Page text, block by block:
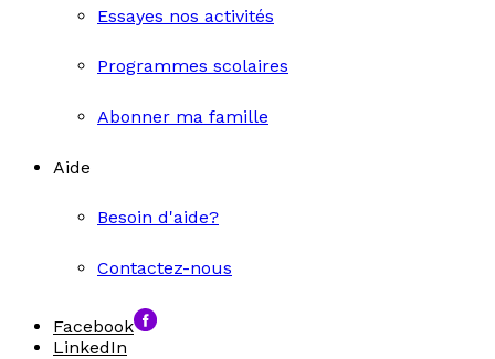
Essayes nos activités
Programmes scolaires
Abonner ma famille
Aide
Besoin d'aide?
Contactez-nous
Facebook
LinkedIn